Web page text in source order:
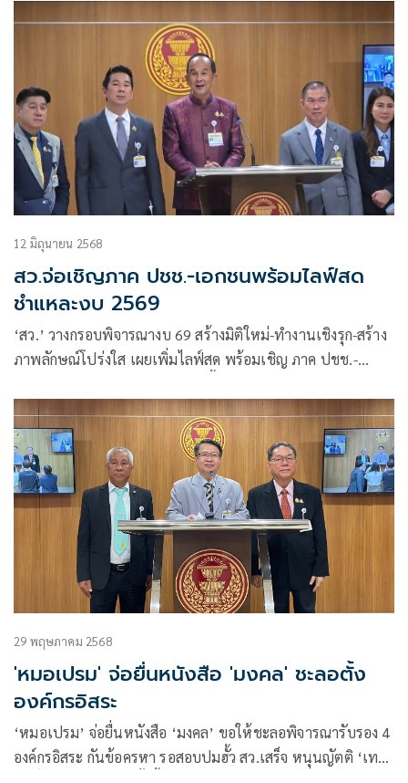
12 มิถุนายน 2568
สว.จ่อเชิญภาค ปชช.-เอกชนพร้อมไลฟ์สด
ชำแหละงบ 2569
‘สว.’ วางกรอบพิจารณางบ 69 สร้างมิติใหม่-ทำงานเชิงรุก-สร้าง
ภาพลักษณ์โปร่งใส เผยเพิ่มไลฟ์สด พร้อมเชิญ ภาค ปชช.-
เอกสิทธิ์ แต่ทุกคนยอมเสี่ยง
29 พฤษภาคม 2568
'หมอเปรม' จ่อยื่นหนังสือ 'มงคล' ชะลอตั้ง
องค์กรอิสระ
‘หมอเปรม’ จ่อยื่นหนังสือ ‘มงคล’ ขอให้ชะลอพิจารณารับรอง 4
องค์กรอิสระ กันข้อครหา รอสอบปมฮั้ว สว.เสร็จ หนุนญัตติ ‘เทว